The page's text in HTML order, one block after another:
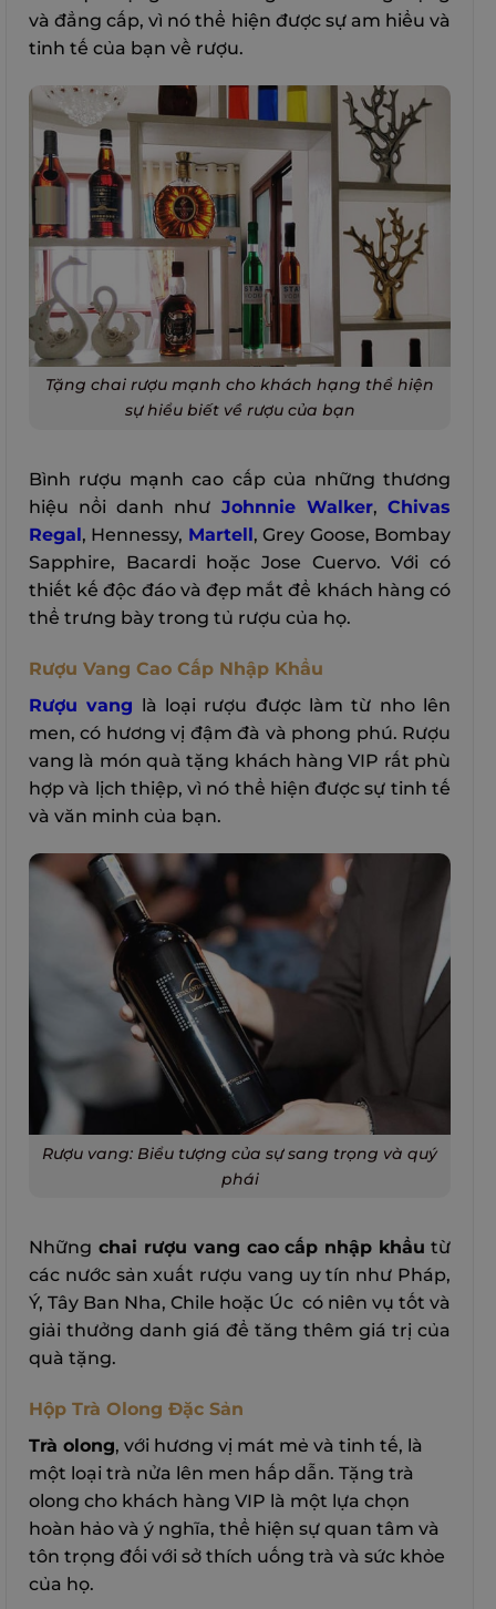
và đẳng cấp, vì nó thể hiện được sự am hiểu và
tinh tế của bạn về rượu.
Tặng chai rượu mạnh cho khách hạng thể hiện
sự hiểu biết về rượu của bạn
Bình rượu mạnh cao cấp của những thương
hiệu nổi danh như Johnnie Walker, Chivas
Regal , Hennessy, Martell , Grey Goose, Bombay
Sapphire, Bacardi hoặc Jose Cuervo. Với có
thiết kế độc đáo và đẹp mắt để khách hàng có
thể trưng bày trong tủ rượu của họ.
Rượu Vang Cao Cấp Nhập Khẩu
Rượu vang là loại rượu được làm từ nho lên
men, có hương vị đậm đà và phong phú. Rượu
vang là món quà tặng khách hàng VIP rất phù
hợp và lịch thiệp, vì nó thể hiện được sự tinh tế
và văn minh của bạn.
Rượu vang: Biểu tượng của sự sang trọng và quý
phái
Những chai rượu vang cao cấp nhập khẩu từ
các nước sản xuất rượu vang uy tín như Pháp,
Ý, Tây Ban Nha, Chile hoặc Úc có niên vụ tốt và
giải thưởng danh giá để tăng thêm giá trị của
quà tặng.
Hộp Trà Olong Đặc Sản
Trà olong, với hương vị mát mẻ và tinh tế, là
một loại trà nửa lên men hấp dẫn. Tặng trà
olong cho khách hàng VIP là một lựa chọn
hoàn hảo và ý nghĩa, thể hiện sự quan tâm và
tôn trọng đối với sở thích uống trà và sức khỏe
của họ.